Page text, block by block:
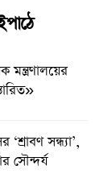
সন্ধ্যা’,
সৌন্দর্য